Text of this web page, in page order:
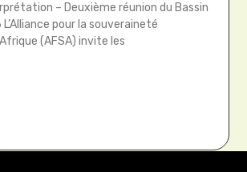
– Deuxième réunion du Bassin
pour la souveraineté
(AFSA) invite les